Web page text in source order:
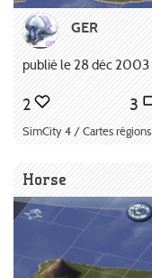
GER
publié le 28 déc 2003
2 3
SimCity 4 / Cartes régions
Horse